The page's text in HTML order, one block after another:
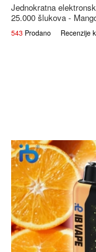
Jednokratna
25.000 šlukova -
Egzotična Voćna
543 Prodano Recenzije